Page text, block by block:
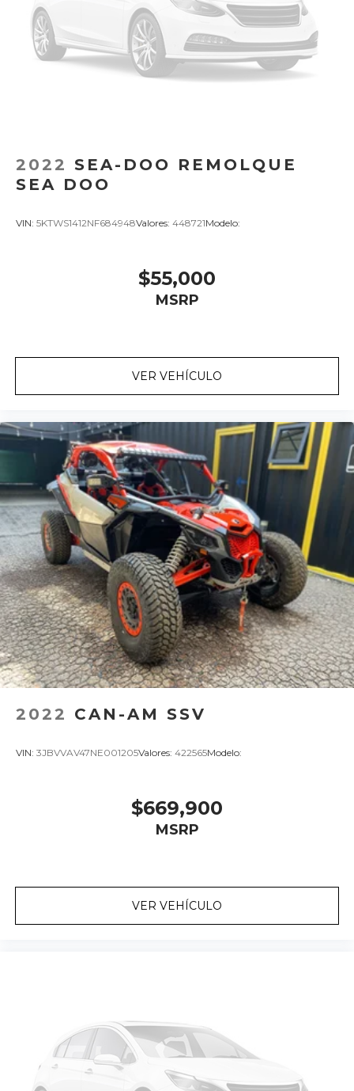
2022 SEA-DOO REMOLQUE
SEA DOO
VIN: 5KTWS1412NF684948Valores: 448721Modelo:
$55,000
MSRP
VER VEHÍCULO
2022 CAN-AM SSV
VIN: 3JBVVAV47NE001205Valores: 422565Modelo:
$669,900
MSRP
VER VEHÍCULO